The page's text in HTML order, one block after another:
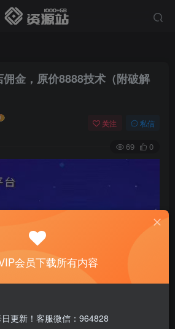
金，原价8888技术（附破解
关注 私信
69 0
会员下载所有内容
更新！客服微信：964828